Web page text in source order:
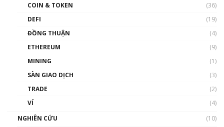
00:39:31
Phổ cập Blockchain
thống & Crypto qua các cuộc chiến | Phổ cập
COIN & TOKEN
(36)
DEFI
(19)
ĐỒNG THUẬN
(4)
ETHEREUM
(9)
MINING
(1)
SÀN GIAO DỊCH
(3)
TRADE
(2)
VÍ
(4)
NGHIÊN CỨU
(10)